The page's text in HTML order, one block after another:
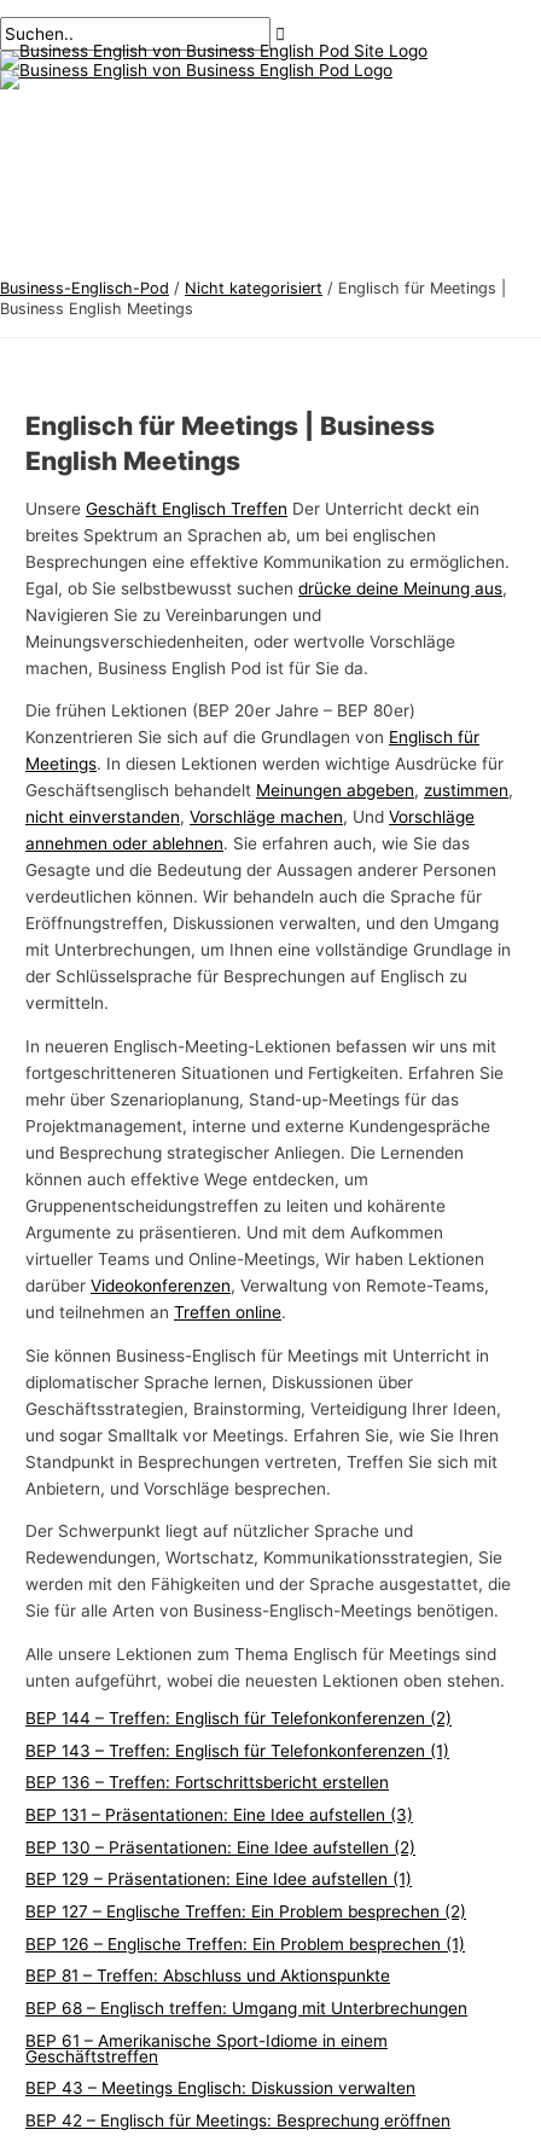
Inhalt
springen
Business-Englisch-Pod / Nicht kategorisiert / Englisch für Meetings |
Business English Meetings
Englisch für Meetings | Business
English Meetings
UnsereGeschäft Englisch Treffen Der Unterricht deckt ein
breites Spektrum an Sprachen ab, um bei englischen
Besprechungen eine effektive Kommunikation zu ermöglichen.
Egal, ob Sie selbstbewusst suchendrücke deine Meinung aus,
Navigieren Sie zu Vereinbarungen und
Meinungsverschiedenheiten, oder wertvolle Vorschläge
machen, Business English Pod ist für Sie da.
Die frühen Lektionen (BEP 20er Jahre – BEP 80er)
Konzentrieren Sie sich auf die Grundlagen von Englisch für
Meetings. In diesen Lektionen werden wichtige Ausdrücke für
Geschäftsenglisch behandelt Meinungen abgeben,zustimmen,
nicht einverstanden,Vorschläge machen, UndVorschläge
annehmen oder ablehnen. Sie erfahren auch, wie Sie das
Gesagte und die Bedeutung der Aussagen anderer Personen
verdeutlichen können. Wir behandeln auch die Sprache für
Eröffnungstreffen, Diskussionen verwalten, und den Umgang
mit Unterbrechungen, um Ihnen eine vollständige Grundlage in
der Schlüsselsprache für Besprechungen auf Englisch zu
vermitteln.
In neueren Englisch-Meeting-Lektionen befassen wir uns mit
fortgeschritteneren Situationen und Fertigkeiten. Erfahren Sie
mehr über Szenarioplanung, Stand-up-Meetings für das
Projektmanagement, interne und externe Kundengespräche
und Besprechung strategischer Anliegen. Die Lernenden
können auch effektive Wege entdecken, um
Gruppenentscheidungstreffen zu leiten und kohärente
Argumente zu präsentieren. Und mit dem Aufkommen
virtueller Teams und Online-Meetings, Wir haben Lektionen
darüberVideokonferenzen, Verwaltung von Remote-Teams,
und teilnehmen anTreffen online.
Sie können Business-Englisch für Meetings mit Unterricht in
diplomatischer Sprache lernen, Diskussionen über
Geschäftsstrategien, Brainstorming, Verteidigung Ihrer Ideen,
und sogar Smalltalk vor Meetings. Erfahren Sie, wie Sie Ihren
Standpunkt in Besprechungen vertreten, Treffen Sie sich mit
Anbietern, und Vorschläge besprechen.
Der Schwerpunkt liegt auf nützlicher Sprache und
Redewendungen, Wortschatz, Kommunikationsstrategien, Sie
werden mit den Fähigkeiten und der Sprache ausgestattet, die
Sie für alle Arten von Business-Englisch-Meetings benötigen.
Alle unsere Lektionen zum Thema Englisch für Meetings sind
unten aufgeführt, wobei die neuesten Lektionen oben stehen.
BEP 144 – Treffen: Englisch für Telefonkonferenzen (2)
BEP 143 – Treffen: Englisch für Telefonkonferenzen (1)
BEP 136 – Treffen: Fortschrittsbericht erstellen
BEP 131 – Präsentationen: Eine Idee aufstellen (3)
BEP 130 – Präsentationen: Eine Idee aufstellen (2)
BEP 129 – Präsentationen: Eine Idee aufstellen (1)
BEP 127 – Englische Treffen: Ein Problem besprechen (2)
BEP 126 – Englische Treffen: Ein Problem besprechen (1)
BEP 81 – Treffen: Abschluss und Aktionspunkte
BEP 68 – Englisch treffen: Umgang mit Unterbrechungen
BEP 61 – Amerikanische Sport-Idiome in einem
Geschäftstreffen
BEP 43 – Meetings Englisch: Diskussion verwalten
BEP 42 – Englisch für Meetings: Besprechung eröffnen
Sie
hier
B
u
s
E
i
s
c
h
-
h
e
m
e
n
S
u
c
h